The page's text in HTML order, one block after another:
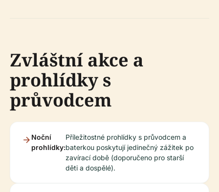
Zvláštní akce a
prohlídky s
průvodcem
Noční
prohlídky:
Příležitostné prohlídky s průvodcem a
baterkou poskytují jedinečný zážitek po
zavírací době (doporučeno pro starší
děti a dospělé).